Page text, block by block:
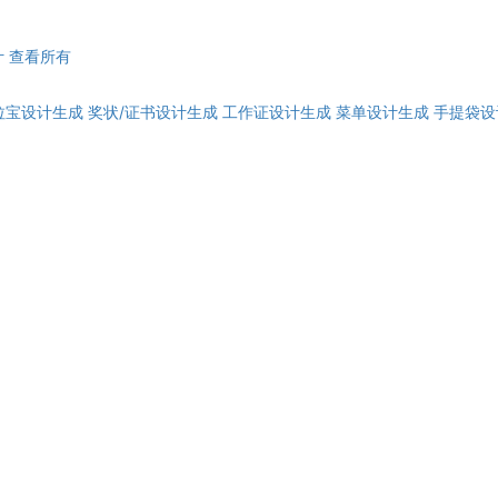
查看所有
宝设计生成 奖状/证书设计生成 工作证设计生成 菜单设计生成 手提袋